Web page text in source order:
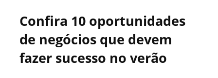
Confira 10 oportunidades
de negócios que devem
fazer sucesso no verão